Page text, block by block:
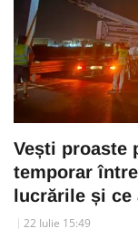
Vești proaste
temporar
lucrările și ce
22 Iulie 15:49